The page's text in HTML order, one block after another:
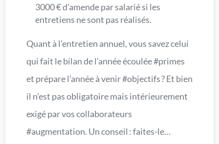
3000 € d’amende par salarié si les
entretiens ne sont pas réalisés.
Quant à l’entretien annuel, vous savez celui
qui fait le bilan de l’année écoulée #primes
et prépare l’année à venir #objectifs ? Et bien
il n’est pas obligatoire mais intérieurement
exigé par vos collaborateurs
#augmentation. Un conseil : faites-le…